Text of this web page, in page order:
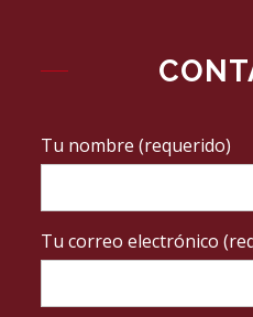
Tu nombre (requerido)
Tu correo electrónico